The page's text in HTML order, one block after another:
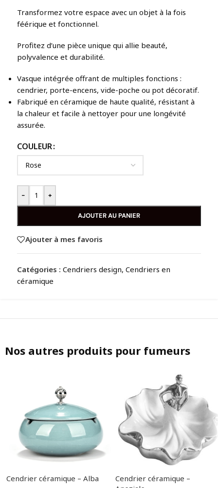
Transformez votre espace avec un objet à la fois
féérique et fonctionnel.
Profitez d’une pièce unique qui allie beauté,
polyvalence et durabilité.
Vasque intégrée offrant de multiples fonctions :
cendrier, porte-encens, vide-poche ou pot décoratif.
Fabriqué en céramique de haute qualité, résistant à
la chaleur et facile à nettoyer pour une longévité
assurée.
COULEUR
- +
AJOUTER AU PANIER
Ajouter à mes favoris
Catégories : Cendriers design, Cendriers en
céramique
Nos autres produits pour fumeurs
Cendrier céramique – Alba
Cendrier céramique –